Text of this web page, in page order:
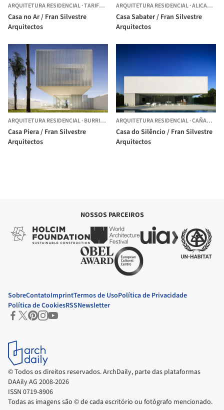
ARQUITETURA RESIDENCIAL·TARIFA, ESPANHA
Casa no Ar / Fran Silvestre
Arquitectos
ARQUITETURA RESIDENCIAL·ALICANTE ,
Casa Sabater / Fran Silvestre
Arquitectos
ARQUITETURA RESIDENCIAL·BURRIANA, ESPANHA
Casa Piera / Fran Silvestre
Arquitectos
ARQUITETURA RESIDENCIAL·CAÑADA,
Casa do Silêncio / Fran Silvestre
Arquitectos